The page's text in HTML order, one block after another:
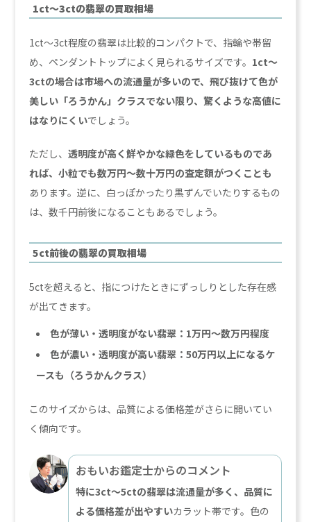
1ct～3ctの翡翠の買取相場
1ct〜3ct程度の翡翠は比較的コンパクトで、指輪や帯留
め、ペンダントトップによく見られるサイズです。 1ct〜
3ctの場合は市場への流通量が多いので、飛び抜けて色が
美しい「ろうかん」クラスでない限り、驚くような高値に
はなりにくいでしょう。
ただし、透明度が高く鮮やかな緑色をしているものであ
れば、小粒でも数万円〜数十万円の査定額がつくことも
あります。逆に、白っぽかったり黒ずんでいたりするもの
は、数千円前後になることもあるでしょう。
5ct前後の翡翠の買取相場
5ctを超えると、指につけたときにずっしりとした存在感
が出てきます。
色が薄い・透明度がない翡翠：1万円～数万円程度
色が濃い・透明度が高い翡翠：50万円以上になるケ
ースも（ろうかんクラス）
このサイズからは、品質による価格差がさらに開いてい
く傾向です。
おもいお鑑定士からのコメント
特に3ct〜5ctの翡翠は流通量が多く、品質に
よる価格差が出やすいカラット帯です。色の